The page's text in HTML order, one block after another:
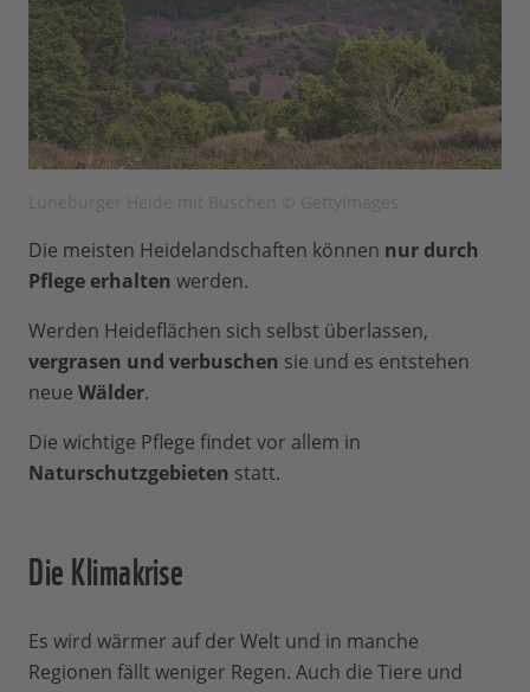
Die meisten Heidelandschaften können nur durch
Pflege erhalten werden.
Werden Heideflächen sich selbst überlassen,
vergrasen und verbuschen sie und es entstehen
neue Wälder.
Die wichtige Pflege findet vor allem in
Naturschutzgebieten statt.
Die Klimakrise
Es wird wärmer auf der Welt und in manche
Regionen fällt weniger Regen. Auch die Tiere und